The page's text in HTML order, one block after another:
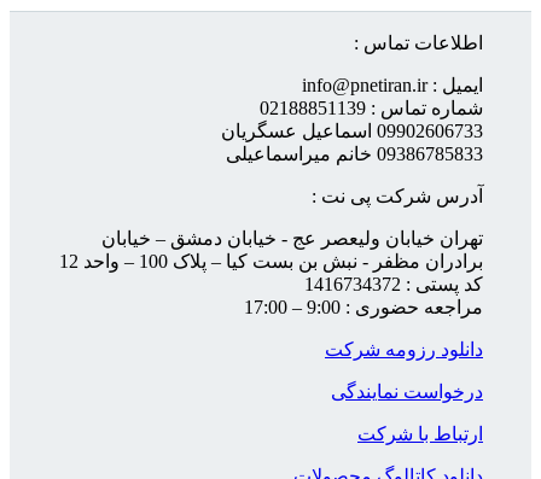
اطلاعات تماس :
ایمیل : info@pnetiran.ir
شماره تماس : 02188851139
09902606733 اسماعیل عسگریان
09386785833 خانم میراسماعیلی
آدرس شرکت پی نت :
تهران خیابان ولیعصر عج - خیابان دمشق – خیابان
برادران مظفر - نبش بن بست کیا – پلاک 100 – واحد 12
کد پستی : 1416734372
مراجعه حضوری : 9:00 – 17:00
دانلود رزومه شرکت
درخواست نمایندگی
ارتباط با شرکت